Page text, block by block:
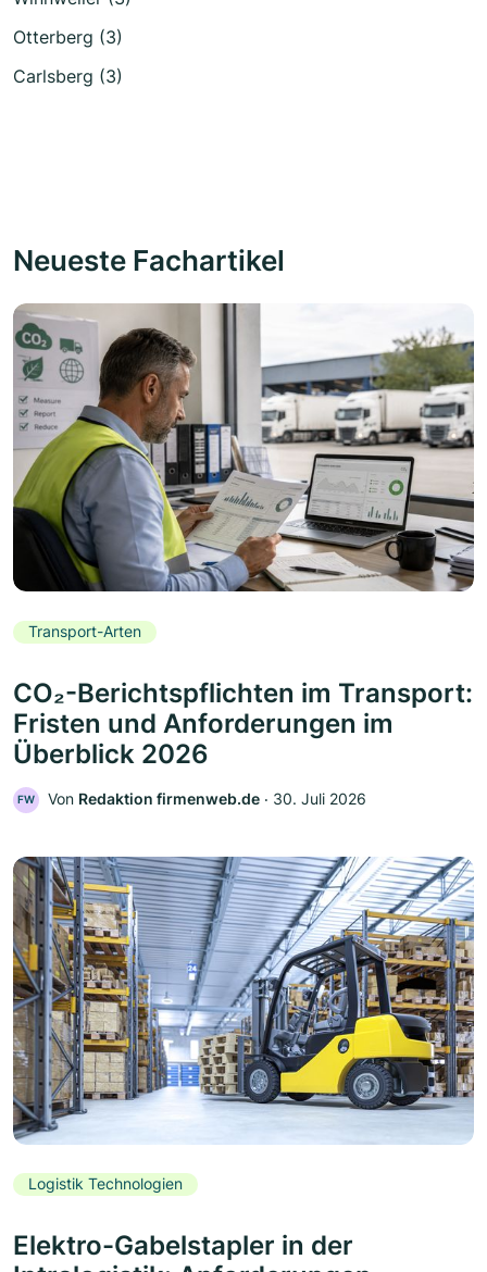
Otterberg (3)
Carlsberg (3)
Neueste Fachartikel
Transport-Arten
CO₂-Berichtspflichten im Transport:
Fristen und Anforderungen im
Überblick 2026
FW Von Redaktion firmenweb.de ‧ 30. Juli 2026
Logistik Technologien
Elektro-Gabelstapler in der